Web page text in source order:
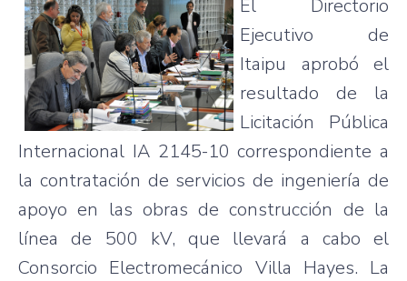
El Directorio
Ejecutivo de
Itaipu aprobó el
resultado de la
Licitación Pública
Internacional IA 2145-10 correspondiente a
la contratación de servicios de ingeniería de
apoyo en las obras de construcción de la
línea de 500 kV, que llevará a cabo el
Consorcio Electromecánico Villa Hayes. La